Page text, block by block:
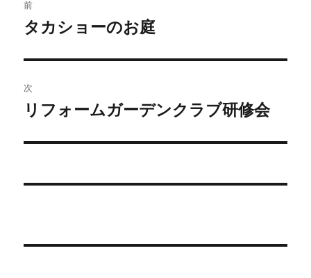
稿
ビ
ゲ
ー
前
前
投
稿:
タカショーのお庭
次
次
投
リフォームガーデンクラブ研修会